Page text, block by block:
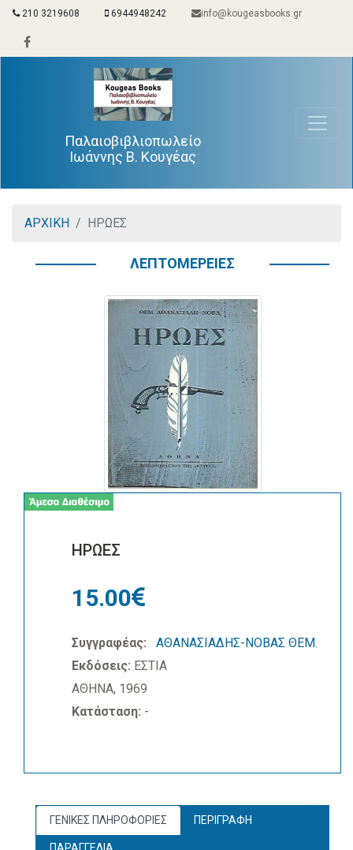
210 3219608 6944948242 info@kougeasbooks.gr
Παλαιοβιβλιοπωλείο
Ιωάννης Β. Κουγέας
ΑΡΧΙΚΗ ΗΡΩΕΣ
ΛΕΠΤΟΜΕΡΕΙΕΣ
ΗΡΩΕΣ
15.00
Συγγραφέας:
ΑΘΑΝΑΣΙΑΔΗΣ-ΝΟΒΑΣ ΘΕΜ.
Εκδόσεις: ΕΣΤΙΑ
ΑΘΗΝΑ, 1969
Κατάσταση: -
ΓΕΝΙΚΕΣ ΠΛΗΡΟΦΟΡΙΕΣ ΠΕΡΙΓΡΑΦΗ